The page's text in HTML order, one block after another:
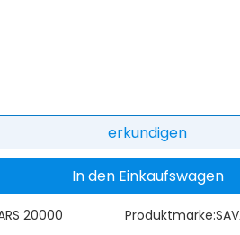
erkundigen
In den Einkaufswagen
20000 Produktmarke: